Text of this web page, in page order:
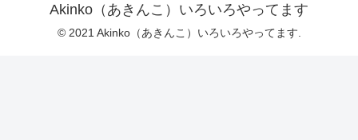
Akinko（あきんこ）いろいろやってます
© 2021 Akinko（あきんこ）いろいろやってます.